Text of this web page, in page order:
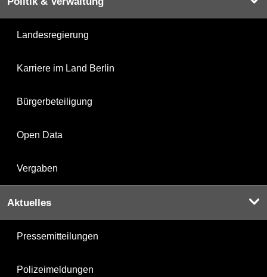
Landesregierung
Karriere im Land Berlin
Bürgerbeteiligung
Open Data
Vergaben
Aktuelles
Pressemitteilungen
Polizeimeldungen